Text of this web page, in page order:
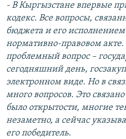
- В Кыргызстане впервые
кодекс. Все вопросы,
бюджета и его
нормативно-правовом
проблемный вопрос –
сегодняшний день,
электронном виде. Но в
много вопросов. Это
было открытости, многие
незаметно, а сейчас
его победитель.